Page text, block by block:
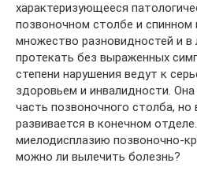
характеризующееся
позвоночном столбе и спинном
множество разновидностей и в
протекать без выраженных
степени нарушения ведут к
здоровьем и инвалидности.
часть позвоночного столба, но
развивается в конечном
миелодисплазию позвоночно-
можно ли вылечить болезнь?